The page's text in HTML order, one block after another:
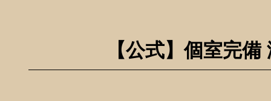
【公式】個室完